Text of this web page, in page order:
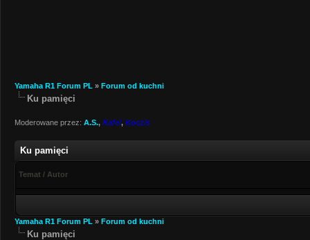
Yamaha R1 Forum PL » Forum od kuchni
Ku pamięci
Moderowane przez: A.S., Kafel, Koczis
Ku pamięci
Temat / Autor
Yamaha R1 Forum PL » Forum od kuchni
Ku pamięci